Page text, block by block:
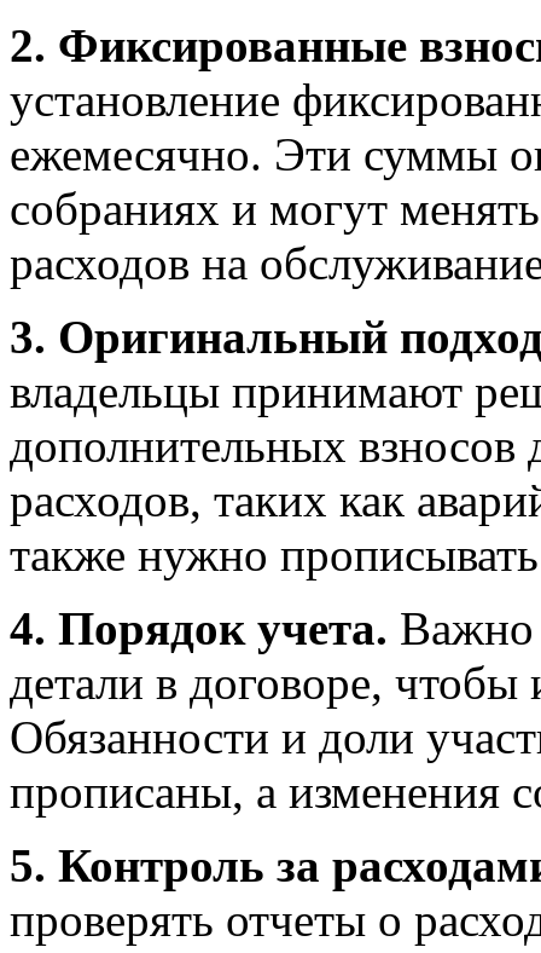
2. Фиксированные
установление
ежемесячно. Эти суммы
собраниях и могут
расходов на
3. Оригинальный
владельцы принимают
дополнительных взносов
расходов, таких как
также нужно
4. Порядок учета. Важно
детали в договоре,
Обязанности и доли
прописаны, а изменения
5. Контроль за
проверять отчеты о